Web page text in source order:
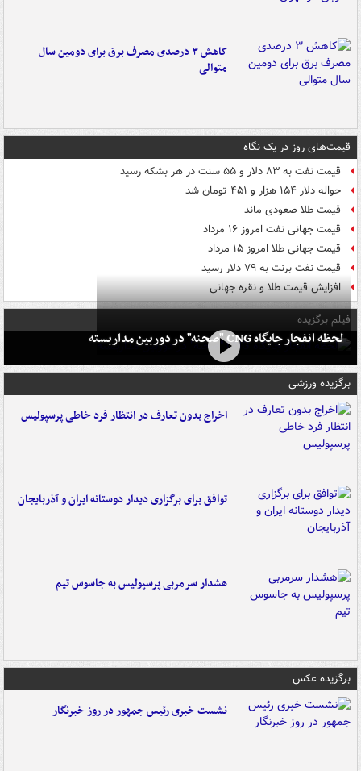
کاهش ۳ درصدی مصرف برق برای دومین سال
متوالی
قیمت‌های روز در یک نگاه
قیمت نفت به ۸۳ دلار و ۵۵ سنت در هر بشکه رسید
حواله دلار ۱۵۴ هزار و ۴۵۱ تومان شد
قیمت طلا صعودی ماند
قیمت جهانی نفت امروز ۱۶ مرداد
قیمت جهانی طلا امروز ۱۵ مرداد
قیمت نفت برنت به ۷۹ دلار رسید
افزایش قیمت طلا و نقره جهانی
فیلم برگزیده
لحظه انفجار جایگاه CNG "صحنه" در دوربین مداربسته
برگزیده ورزشی
اخراج بدون تعارف در انتظار فرد خاطی پرسپولیس
توافق برای برگزاری دیدار دوستانه ایران و آذربایجان
هشدار سرمربی پرسپولیس به جاسوس تیم
برگزیده عکس
نشست خبری رئیس جمهور در روز خبرنگار